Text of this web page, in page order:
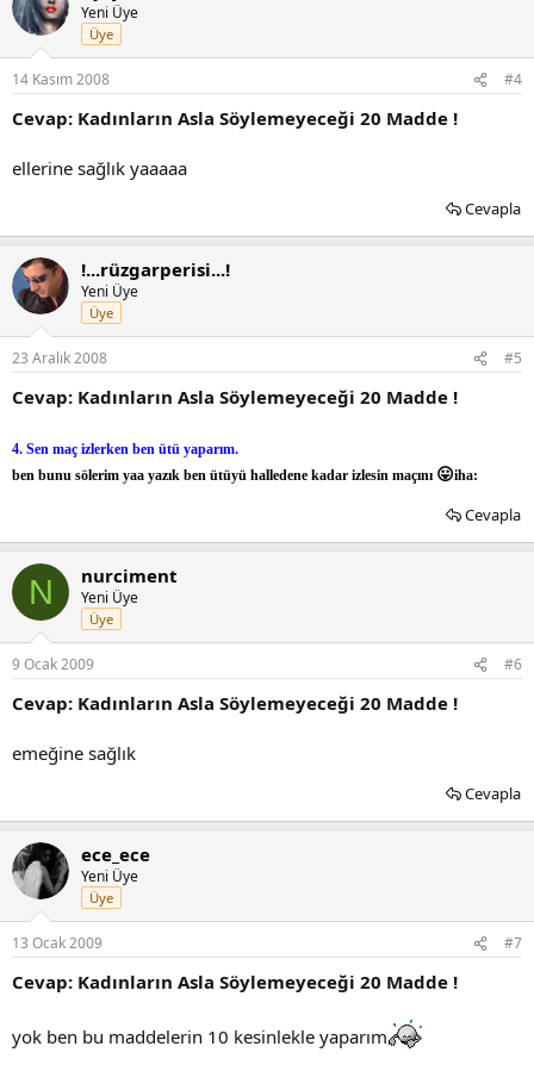
Yeni Üye
Üye
14 Kasım 2008 #4
Cevap: Kadınların Asla Söylemeyeceği 20 Madde !
ellerine sağlık yaaaaa
Cevapla
!...rüzgarperisi...!
Yeni Üye
Üye
23 Aralık 2008 #5
Cevap: Kadınların Asla Söylemeyeceği 20 Madde !
4. Sen maç izlerken ben ütü yaparım.
ben bunu sölerim yaa yazık ben ütüyü halledene kadar izlesin maçını 😛iha:
Cevapla
N nurciment
Yeni Üye
Üye
9 Ocak 2009 #6
Cevap: Kadınların Asla Söylemeyeceği 20 Madde !
emeğine sağlık
Cevapla
ece_ece
Yeni Üye
Üye
13 Ocak 2009 #7
Cevap: Kadınların Asla Söylemeyeceği 20 Madde !
yok ben bu maddelerin 10 kesinlekle yaparım